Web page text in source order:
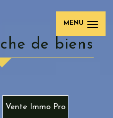
MENU
de biens
Vente Immo Pro